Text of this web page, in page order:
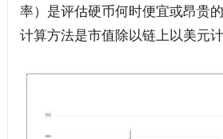
率）是评估硬币何时便宜或昂贵
计算方法是市值除以链上以美元计